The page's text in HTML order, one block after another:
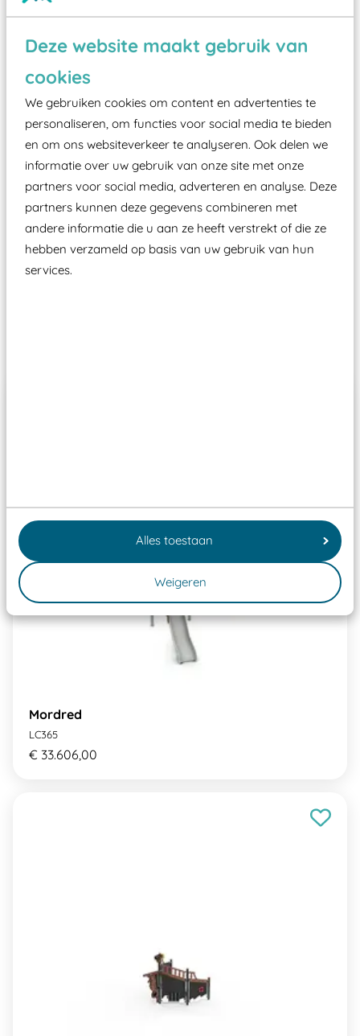
Deze website maakt gebruik van
cookies
We gebruiken cookies om content en advertenties te
personaliseren, om functies voor social media te bieden
en om ons websiteverkeer te analyseren. Ook delen we
informatie over uw gebruik van onze site met onze
partners voor social media, adverteren en analyse. Deze
partners kunnen deze gegevens combineren met
andere informatie die u aan ze heeft verstrekt of die ze
hebben verzameld op basis van uw gebruik van hun
services.
Alles toestaan
Weigeren
Wist je dat:
Vanaf een valhoogte van 1,5 meter een speciale
zoals kunstgras, rubber tegels of boomschors?
Elk speeltoestel in de openbare ruimte voorzien
moet zijn van een typekeuring, -plaatje en
certificering, uitgegeven door een Nederlands
aangewezen keuringsinstantie?
Wij ook speeltoestellen kunnen laten keuren zodat
ze toch binnen het Warenwetbesluit Attractie- en
Speeltoestellen vallen?
Mordred
LC365
€ 33.606,00